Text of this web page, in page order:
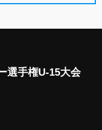
選手権U-15大会